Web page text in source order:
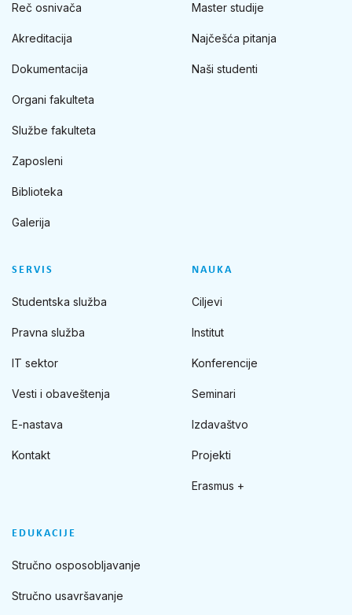
Reč osnivača
Akreditacija
Dokumentacija
Organi fakulteta
Službe fakulteta
Zaposleni
Biblioteka
Galerija
Master studije
Najčešća pitanja
Naši studenti
SERVIS
Studentska služba
Pravna služba
IT sektor
Vesti i obaveštenja
E-nastava
Kontakt
NAUKA
Ciljevi
Institut
Konferencije
Seminari
Izdavaštvo
Projekti
Erasmus +
EDUKACIJE
Stručno osposobljavanje
Stručno usavršavanje